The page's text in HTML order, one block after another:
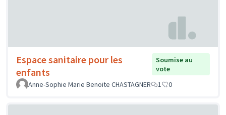
Espace sanitaire pour les
enfants
Soumise au
vote
Anne-Sophie Marie Benoite CHASTAGNER
1 0